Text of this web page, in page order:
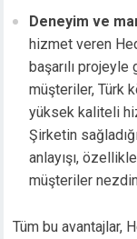
Deneyim ve
hizmet veren
başarılı
müşteriler, Türk
yüksek kaliteli
Şirketin
anlayışı,
müşteriler
Tüm bu avantajlar,